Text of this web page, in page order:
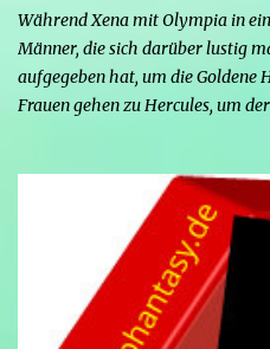
Während Xena mit Olympia in
Männer, die sich darüber lustig
aufgegeben hat, um die Goldene
Frauen gehen zu Hercules, um
denn nun kann sie nicht nur die
endlich auch Menschen
ist immer noch wütend auf
überzeugt hat, nicht mehr seine
nun steht sein Racheplan kurz
im Dorf belästigen Serena, also